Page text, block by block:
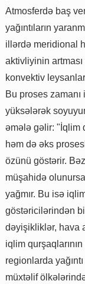
Atmosferdə baş
yağıntıların
illərdə meridional
aktivliyinin
konvektiv
Bu proses
yüksələrək
əmələ gəlir: "İqlim
həm də əks
özünü göstərir.
müşahidə
yağmır. Bu isə
göstəricilərindən
dəyişikliklər, hava
iqlim
regionlarda
müxtəlif